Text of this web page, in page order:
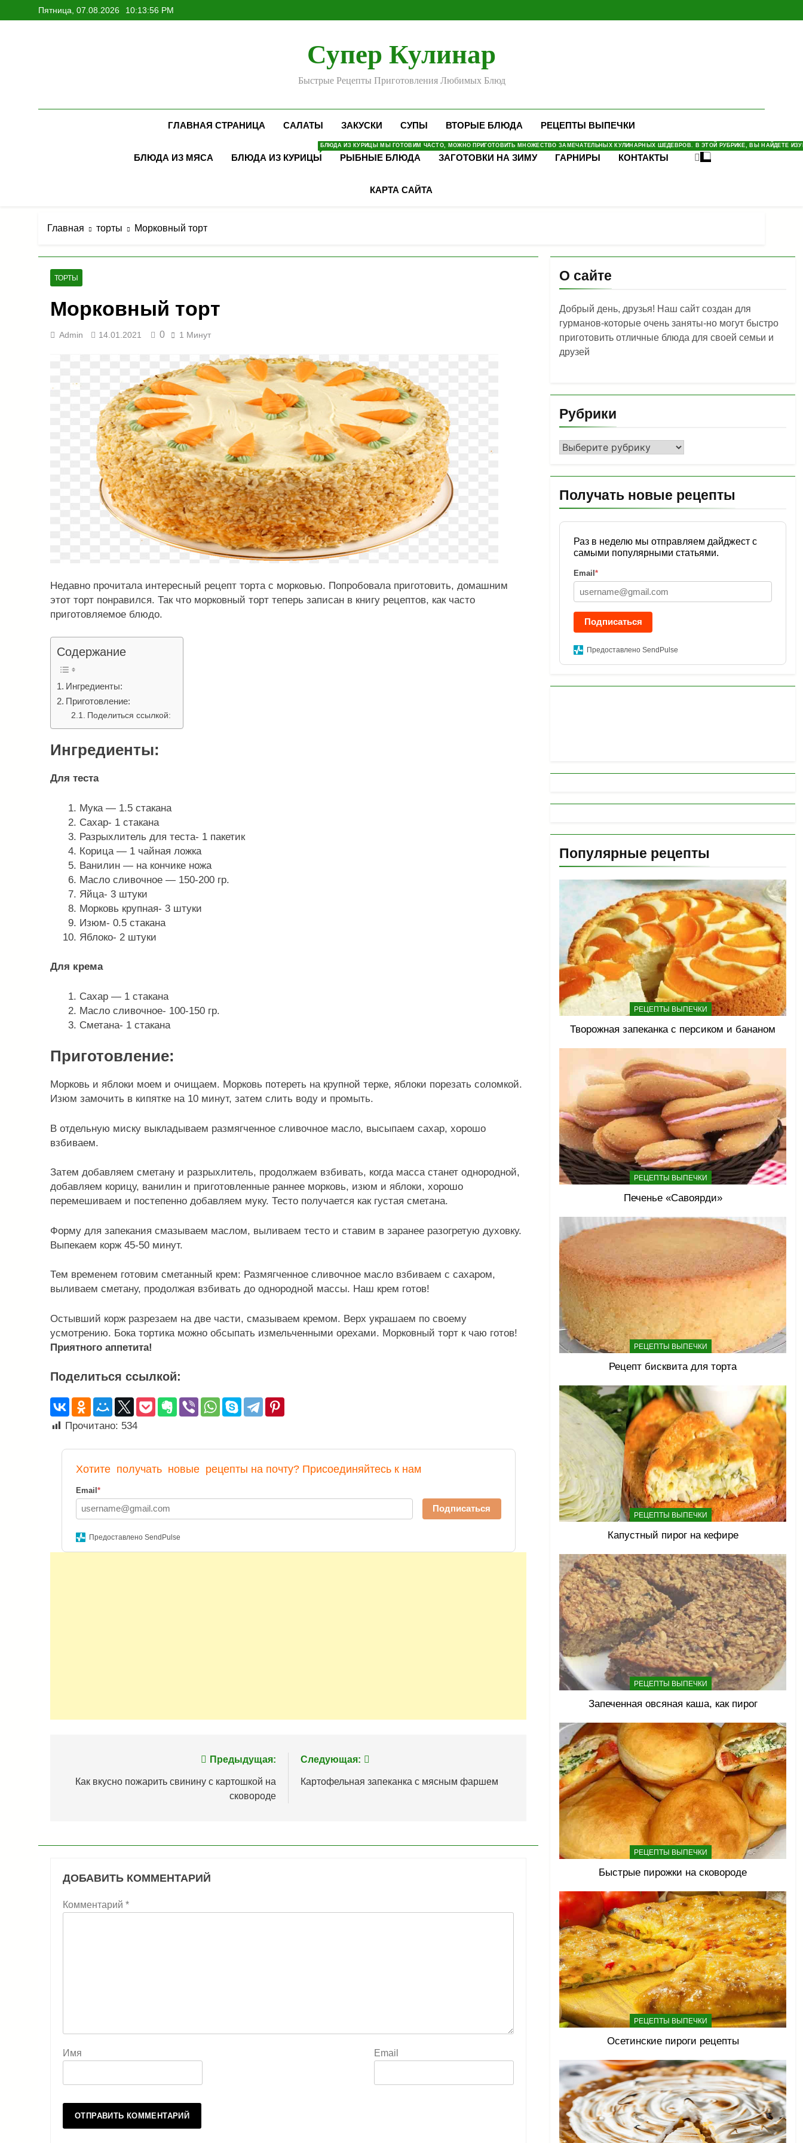
к
Пятница, 07.08.2026 10:13:57 PM
Супер Кулинар
Быстрые Рецепты Приготовления Любимых Блюд
ГЛАВНАЯ СТРАНИЦА САЛАТЫ ЗАКУСКИ СУПЫ ВТОРЫЕ БЛЮДА РЕЦЕПТЫ ВЫПЕЧКИ
БЛЮДА ИЗ МЯСА БЛЮДА ИЗ КУРИЦЫ
БЛЮДА ИЗ КУРИЦЫ МЫ ГОТОВИМ ЧАСТО, МОЖНО ПРИГОТОВИТЬ МНОЖЕСТВО ЗАМЕЧАТЕЛЬНЫХ КУЛИНАРНЫХ ШЕДЕВРОВ. В ЭТОЙ РУБРИКЕ, ВЫ НАЙДЕТЕ
РЫБНЫЕ БЛЮДА ЗАГОТОВКИ НА ЗИМУ ГАРНИРЫ КОНТАКТЫ
КАРТА САЙТА
Главная торты Морковный торт
ТОРТЫ
Морковный торт
Admin 14.01.2021 0 1 Минут
Недавно прочитала интересный рецепт торта с морковью. Попробовала приготовить, домашним
этот торт понравился. Так что морковный торт теперь записан в книгу рецептов, как часто
приготовляемое блюдо.
Содержание
Ингредиенты:
Приготовление:
Поделиться ссылкой:
Ингредиенты:
Для теста
Мука — 1.5 стакана
Сахар- 1 стакана
Разрыхлитель для теста- 1 пакетик
Корица — 1 чайная ложка
Ванилин — на кончике ножа
Масло сливочное — 150-200 гр.
Яйца- 3 штуки
Морковь крупная- 3 штуки
Изюм- 0.5 стакана
Яблоко- 2 штуки
Для крема
Сахар — 1 стакана
Масло сливочное- 100-150 гр.
Сметана- 1 стакана
Приготовление:
Морковь и яблоки моем и очищаем. Морковь потереть на крупной терке, яблоки порезать соломкой.
Изюм замочить в кипятке на 10 минут, затем слить воду и промыть.
В отдельную миску выкладываем размягченное сливочное масло, высыпаем сахар, хорошо
взбиваем.
Затем добавляем сметану и разрыхлитель, продолжаем взбивать, когда масса станет однородной,
добавляем корицу, ванилин и приготовленные раннее морковь, изюм и яблоки, хорошо
перемешиваем и постепенно добавляем муку. Тесто получается как густая сметана.
Форму для запекания смазываем маслом, выливаем тесто и ставим в заранее разогретую духовку.
Выпекаем корж 45-50 минут.
Тем временем готовим сметанный крем: Размягченное сливочное масло взбиваем с сахаром,
выливаем сметану, продолжая взбивать до однородной массы. Наш крем готов!
Остывший корж разрезаем на две части, смазываем кремом. Верх украшаем по своему
усмотрению. Бока тортика можно обсыпать измельченными орехами. Морковный торт к чаю готов!
Приятного аппетита!
Поделиться ссылкой:
Прочитано: 534
Хотите получать новые рецепты на почту? Присоединяйтесь к нам
Email *
Подписаться
Предоставлено SendPulse
по
Предыдущая:
Как вкусно пожарить свинину с картошкой на
сковороде
Следующая:
Картофельная запеканка с мясным фаршем
ДОБАВИТЬ КОММЕНТАРИЙ
Комментарий *
Имя Email
О сайте
Добрый день, друзья! Наш сайт создан для
гурманов-которые очень заняты-но могут быстро
приготовить отличные блюда для своей семьи и
друзей
Рубрики
Рубрики
Получать новые рецепты
Раз в неделю мы отправляем дайджест с
самыми популярными статьями.
Email *
Подписаться
Предоставлено SendPulse
Популярные рецепты
РЕЦЕПТЫ ВЫПЕЧКИ
Творожная запеканка с персиком и бананом
РЕЦЕПТЫ ВЫПЕЧКИ
Печенье «Савоярди»
РЕЦЕПТЫ ВЫПЕЧКИ
Рецепт бисквита для торта
РЕЦЕПТЫ ВЫПЕЧКИ
Капустный пирог на кефире
РЕЦЕПТЫ ВЫПЕЧКИ
Запеченная овсяная каша, как пирог
РЕЦЕПТЫ ВЫПЕЧКИ
Быстрые пирожки на сковороде
РЕЦЕПТЫ ВЫПЕЧКИ
Осетинские пироги рецепты